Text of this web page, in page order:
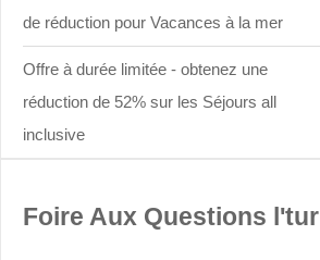
de réduction pour Vacances à la mer
Offre à durée limitée - obtenez une
réduction de 52% sur les Séjours all
inclusive
Foire Aux Questions l'tur